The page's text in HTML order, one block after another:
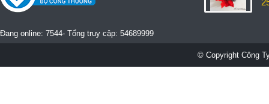
Đang online: 7544- Tổng truy cập: 54689999
© Copyright Công